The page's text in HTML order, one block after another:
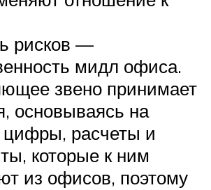
рисков —
мидл офиса.
звено принимает
основываясь на
расчеты и
которые к ним
из офисов, поэтому